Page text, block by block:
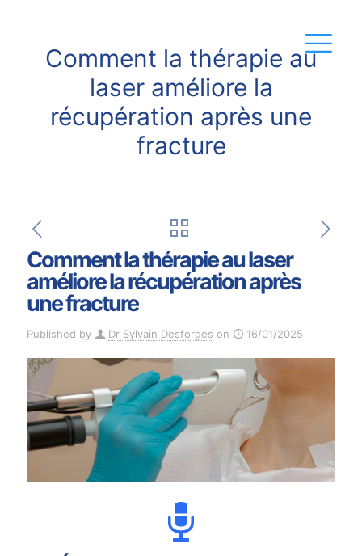
Comment la thérapie au
laser améliore la
récupération après une
fracture
Comment la thérapie au laser
améliore la récupération après
une fracture
Published by Dr Sylvain Desforges on 16/01/2025